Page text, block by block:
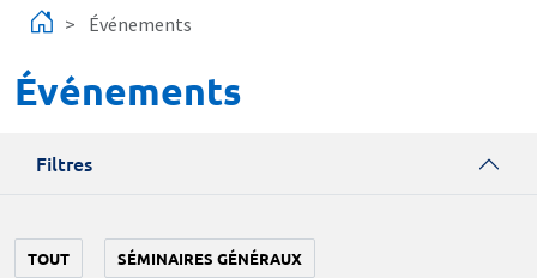
Événements
Événements
Filtres
TOUT SÉMINAIRES GÉNÉRAUX